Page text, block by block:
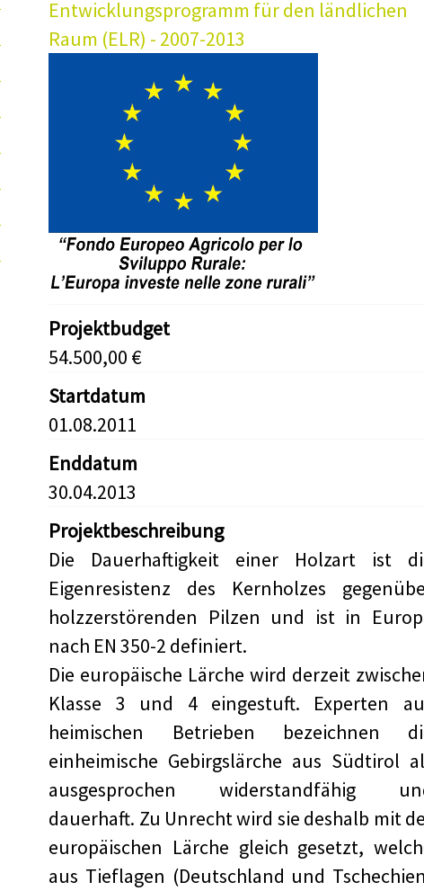
Entwicklungsprogramm für den ländlichen
Raum (ELR) - 2007-2013
Projektbudget
54.500,00 €
Startdatum
01.08.2011
Enddatum
30.04.2013
Projektbeschreibung
Die Dauerhaftigkeit einer Holzart ist
Eigenresistenz des Kernholzes
holzzerstörenden Pilzen und ist in
nach EN 350-2 definiert.
Die europäische Lärche wird derzeit
Klasse 3 und 4 eingestuft. Experten
heimischen Betrieben bezeichnen
einheimische Gebirgslärche aus Südtirol
ausgesprochen widerstandfähig
dauerhaft. Zu Unrecht wird sie deshalb mit
europäischen Lärche gleich gesetzt,
aus Tieflagen (Deutschland und